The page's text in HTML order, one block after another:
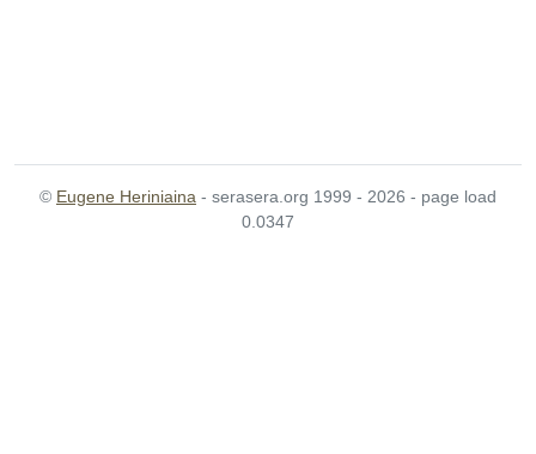
© Eugene Heriniaina - serasera.org 1999 - 2026 - page load
0.0347